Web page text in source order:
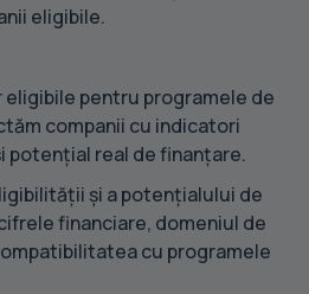
eligibile.
pentru programele de
companii cu indicatori
potențial real de finanțare.
și a potențialului de
financiare, domeniul de
cu programele